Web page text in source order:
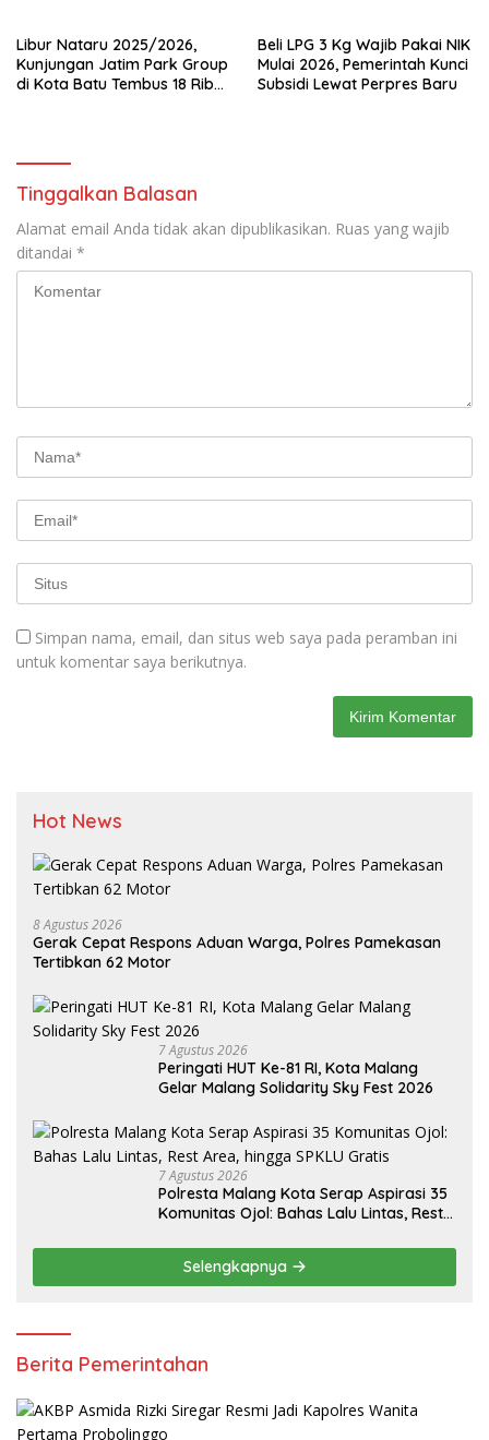
Libur Nataru 2025/2026,
Kunjungan Jatim Park Group
di Kota Batu Tembus 18 Ribu
Beli LPG 3 Kg Wajib Pakai NIK
Mulai 2026, Pemerintah Kunci
Subsidi Lewat Perpres Baru
Tinggalkan Balasan
Alamat email Anda tidak akan dipublikasikan. Ruas yang wajib
ditandai *
Simpan nama, email, dan situs web saya pada peramban ini
untuk komentar saya berikutnya.
Hot News
8 Agustus 2026
Gerak Cepat Respons Aduan Warga, Polres Pamekasan
Tertibkan 62 Motor
7 Agustus 2026
Peringati HUT Ke-81 RI, Kota Malang
Gelar Malang Solidarity Sky Fest 2026
7 Agustus 2026
Polresta Malang Kota Serap Aspirasi 35
Komunitas Ojol: Bahas Lalu Lintas, Rest
Selengkapnya
Berita Pemerintahan